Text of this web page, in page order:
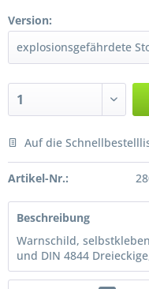
Version:
Preis anfragen
Auf die
Artikel-Nr.:
Beschreibung
Warnschild,
und DIN 4844